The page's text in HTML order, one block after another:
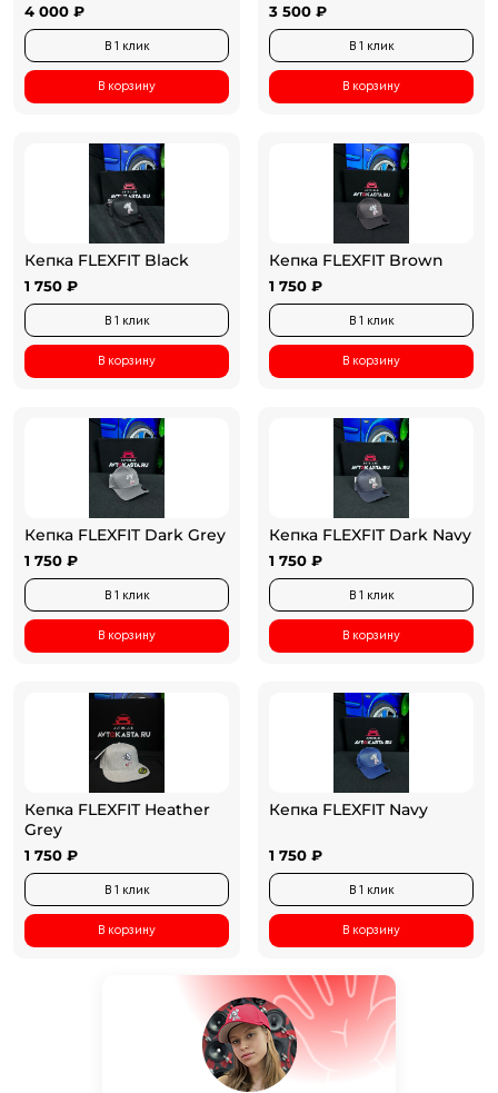
4 000 ₽
В 1 клик
В корзину
3 500 ₽
В 1 клик
В корзину
Кепка FLEXFIT Black
1 750 ₽
В 1 клик
В корзину
Кепка FLEXFIT Brown
1 750 ₽
В 1 клик
В корзину
Кепка FLEXFIT Dark Grey
1 750 ₽
В 1 клик
В корзину
Кепка FLEXFIT Dark Navy
1 750 ₽
В 1 клик
В корзину
Кепка FLEXFIT Heather
Grey
1 750 ₽
В 1 клик
В корзину
Кепка FLEXFIT Navy
1 750 ₽
В 1 клик
В корзину